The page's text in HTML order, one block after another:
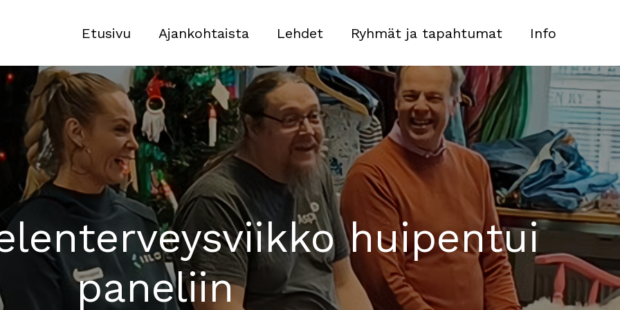
Etusivu Ajankohtaista Lehdet Ryhmät ja tapahtumat Info
huipentui
paneliin